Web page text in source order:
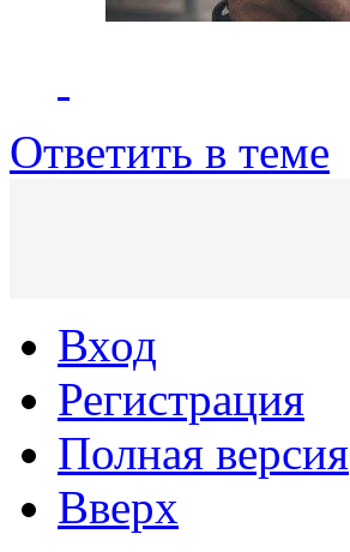
Ответить в теме
Вход
Регистрация
Полная версия
Вверх